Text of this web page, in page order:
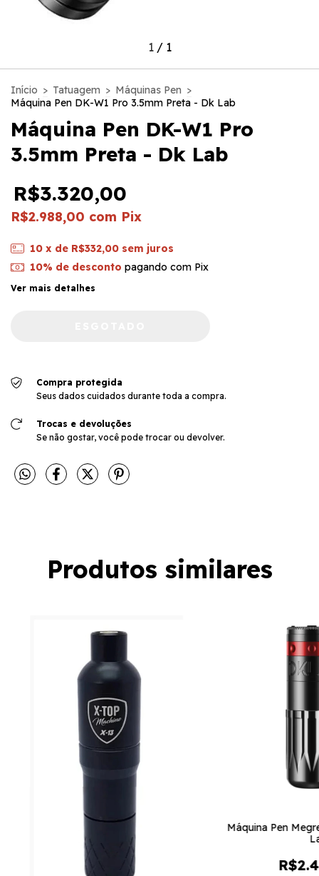
1/ 1
Início > Tatuagem > Máquinas Pen >
Máquina Pen DK-W1 Pro 3.5mm Preta - Dk Lab
Máquina Pen DK-W1 Pro
3.5mm Preta - Dk Lab
R$3.320,00
R$2.988,00 com Pix
10 x de R$332,00 sem juros
10% de desconto pagando com Pix
Ver mais detalhes
Compra protegida
Seus dados cuidados durante toda a compra.
Trocas e devoluções
Se não gostar, você pode trocar ou devolver.
Produtos similares
Máquina Pen